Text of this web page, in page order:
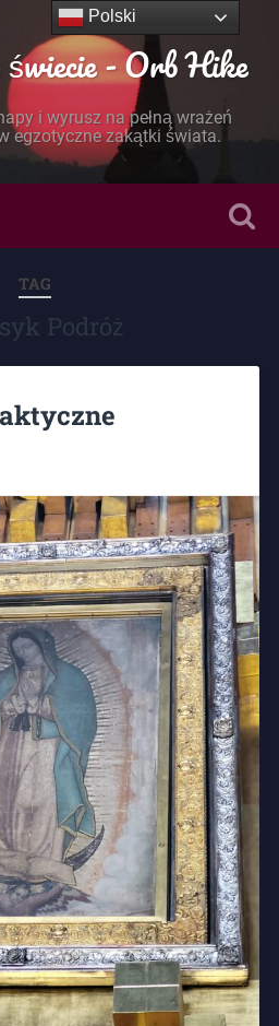
- Orb Hike
i wyrusz na pełną wrażeń
egzotyczne zakątki świata.
TAG
Podróż
Polski